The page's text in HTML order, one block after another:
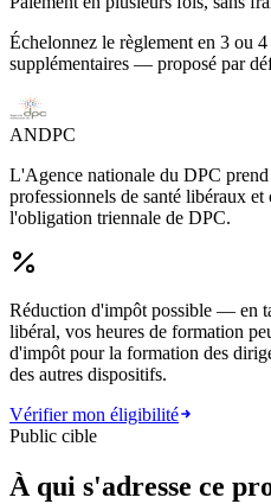
Échelonnez le règlement en 3 ou
supplémentaires — proposé par
ANDPC
L'Agence nationale du DPC
professionnels de santé libéraux
l'obligation triennale de DPC.
Réduction d'impôt possible — en
libéral, vos heures de formation
d'impôt pour la formation des
des autres dispositifs.
Vérifier mon éligibilité
Public cible
À qui s'adresse ce